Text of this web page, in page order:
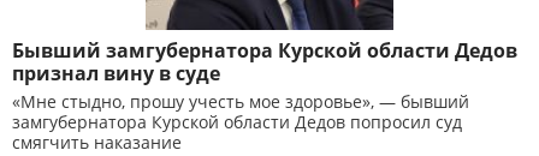
Бывший замгубернатора Курской области Дедов
признал вину в суде
«Мне стыдно, прошу учесть мое здоровье», — бывший
замгубернатора Курской области Дедов попросил суд
смягчить наказание